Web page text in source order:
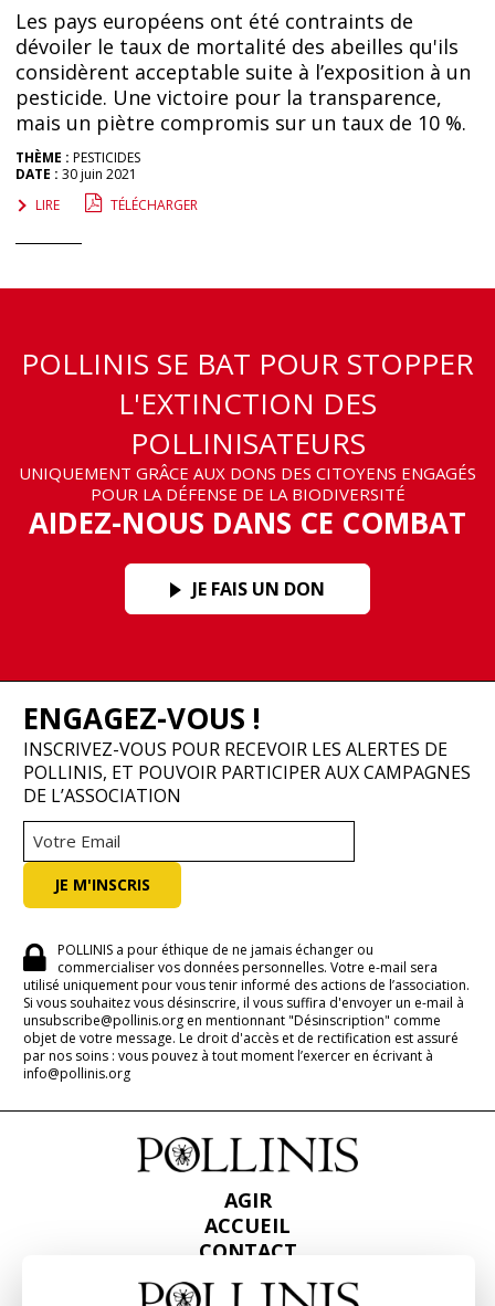
Les pays européens ont été contraints de
dévoiler le taux de mortalité des abeilles qu'ils
considèrent acceptable suite à l’exposition à un
pesticide. Une victoire pour la transparence,
mais un piètre compromis sur un taux de 10 %.
THÈME : PESTICIDES
DATE : 30 juin 2021
LIRE
TÉLÉCHARGER
POLLINIS SE BAT POUR STOPPER
L'EXTINCTION DES
POLLINISATEURS
UNIQUEMENT GRÂCE AUX DONS DES CITOYENS ENGAGÉS
POUR LA DÉFENSE DE LA BIODIVERSITÉ
AIDEZ-NOUS DANS CE COMBAT
JE FAIS UN DON
ENGAGEZ-VOUS !
INSCRIVEZ-VOUS POUR RECEVOIR LES ALERTES DE
POLLINIS, ET POUVOIR PARTICIPER AUX CAMPAGNES
DE L’ASSOCIATION
POLLINIS a pour éthique de ne jamais échanger ou
commercialiser vos données personnelles. Votre e-mail sera
utilisé uniquement pour vous tenir informé des actions de l’association.
Si vous souhaitez vous désinscrire, il vous suffira d'envoyer un e-mail à
unsubscribe@pollinis.org en mentionnant "Désinscription" comme
objet de votre message. Le droit d'accès et de rectification est assuré
par nos soins : vous pouvez à tout moment l’exercer en écrivant à
info@pollinis.org
AGIR
ACCUEIL
CONTACT
PRESSE